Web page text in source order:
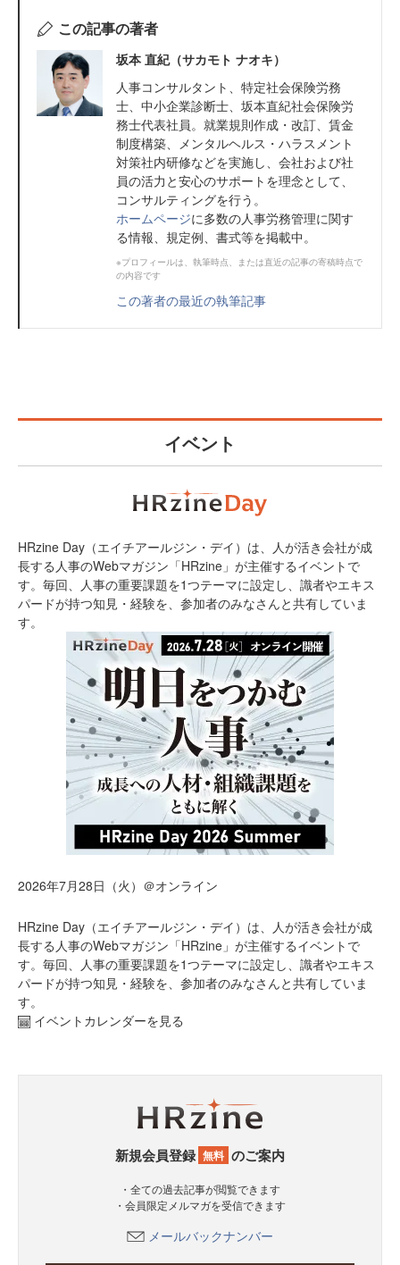
この記事の著者
坂本 直紀（サカモト ナオキ）
人事コンサルタント、特定社会保険労務
士、中小企業診断士、坂本直紀社会保険労
務士代表社員。就業規則作成・改訂、賃金
制度構築、メンタルヘルス・ハラスメント
対策社内研修などを実施し、会社および社
員の活力と安心のサポートを理念として、
コンサルティングを行う。
ホームページに多数の人事労務管理に関す
る情報、規定例、書式等を掲載中。
※プロフィールは、執筆時点、または直近の記事の寄稿時点で
の内容です
この著者の最近の執筆記事
イベント
HRzine Day（エイチアールジン・デイ）は、人が活き会社が成
長する人事のWebマガジン「HRzine」が主催するイベントで
す。毎回、人事の重要課題を1つテーマに設定し、識者やエキス
パードが持つ知見・経験を、参加者のみなさんと共有していま
す。
2026年7月28日（火）＠オンライン
HRzine Day（エイチアールジン・デイ）は、人が活き会社が成
長する人事のWebマガジン「HRzine」が主催するイベントで
す。毎回、人事の重要課題を1つテーマに設定し、識者やエキス
パードが持つ知見・経験を、参加者のみなさんと共有していま
す。
イベントカレンダーを見る
新規会員登録 無料 のご案内
・全ての過去記事が閲覧できます
・会員限定メルマガを受信できます
メールバックナンバー